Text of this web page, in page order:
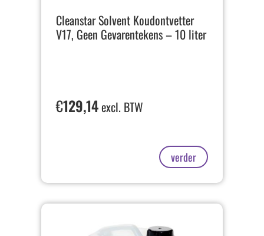
Cleanstar Solvent Koudontvetter
V17, Geen Gevarentekens – 10 liter
€129,14excl. BTW
verder